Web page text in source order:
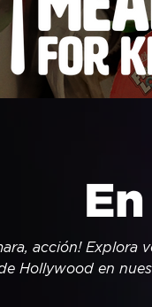
acción! Explora
Hollywood en